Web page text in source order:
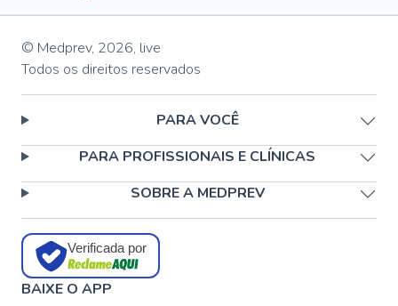
© Medprev, 2026, live
Todos os direitos reservados
PARA VOCÊ
PARA PROFISSIONAIS E CLÍNICAS
SOBRE A MEDPREV
Verificada por
BAIXE O APP